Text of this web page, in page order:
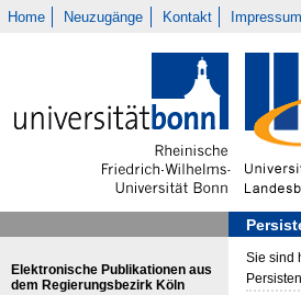
Home Neuzugänge Kontakt Impressum
Elektronische Publikationen aus
dem Regierungsbezirk Köln
Sie sind